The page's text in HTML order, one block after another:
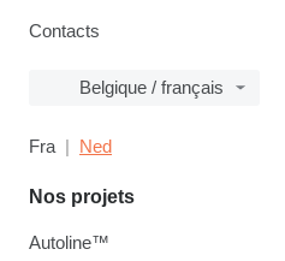
Contacts
Belgique / français
Fra Ned
Nos projets
Autoline™